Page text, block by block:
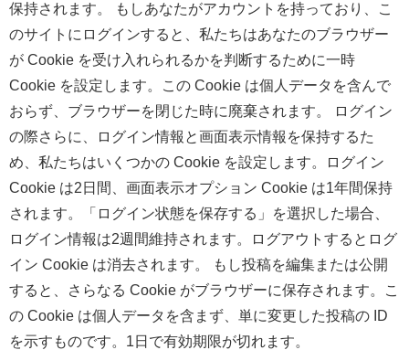
保持されます。
もしあなたがアカウントを持っており、こ
のサイトにログインすると、私たちはあなたのブラウザー
が Cookie を受け入れられるかを判断するために一時
Cookie を設定します。この Cookie は個人データを含んで
おらず、ブラウザーを閉じた時に廃棄されます。
ログイン
の際さらに、ログイン情報と画面表示情報を保持するた
め、私たちはいくつかの Cookie を設定します。ログイン
Cookie は2日間、画面表示オプション Cookie は1年間保持
されます。「ログイン状態を保存する」を選択した場合、
ログイン情報は2週間維持されます。ログアウトするとログ
イン Cookie は消去されます。
もし投稿を編集または公開
すると、さらなる Cookie がブラウザーに保存されます。こ
の Cookie は個人データを含まず、単に変更した投稿の ID
を示すものです。1日で有効期限が切れます。